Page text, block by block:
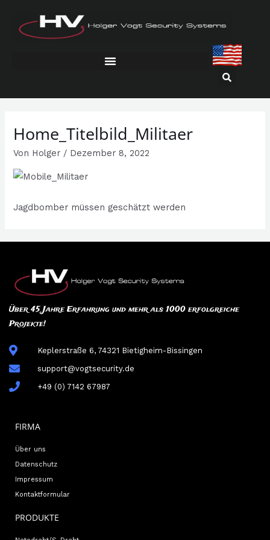
Inhalt
springen
Home_Titelbild_Militaer
Von Holger / Dezember 8, 2022
Jagdbomber müssen geschätzt werden
Über 45 Jahre Erfahrung und mehr als 1000 erfolgreiche
Projekte!
Keplerstraße 6, 74321 Bietigheim-Bissingen
support@vogtsecurity.de
+49 (0) 7142 67987
FIRMA
Über uns
Datenschutz
Impressum
Kontaktformular
PRODUKTE